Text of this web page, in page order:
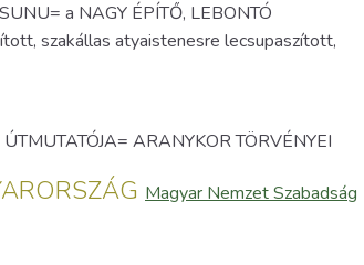
a NAGY ÉPÍTŐ, LEBONTÓ
szakállas atyaistenesre lecsupaszított,
ARANYKOR TÖRVÉNYEI
Magyar Nemzet Szabadság